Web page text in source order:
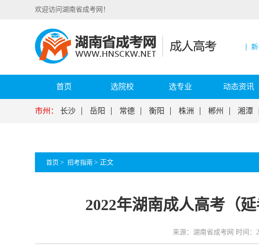
欢迎访问湖南省成考网！
首页 选院校 选专业 动态资讯
市州： 长沙 岳阳 常德 衡阳 株洲 郴州 湘潭
首页 > 招考指南 > 正文
2022年湖南成人高考（
来源：湖南省成考网 时间：